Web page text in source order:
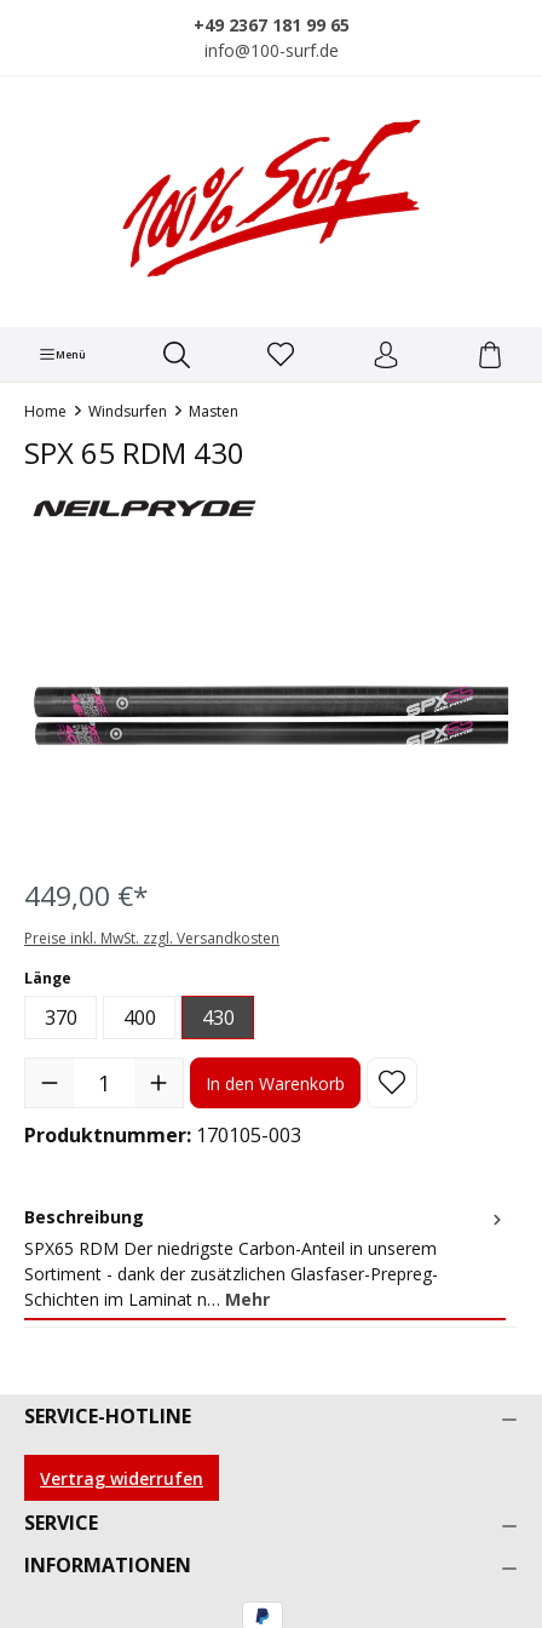
+49 2367 181 99 65
info@100-surf.de
Menü
Home Windsurfen Masten
SPX 65 RDM 430
449,00 €*
Preise inkl. MwSt. zzgl. Versandkosten
Länge
370 400 430
Produkt Anzahl: Gib den gewünschten Wert ein oder benutze
In den Warenkorb
Produktnummer: 170105-003
Beschreibung
SPX65 RDM Der niedrigste Carbon-Anteil in unserem
Sortiment - dank der zusätzlichen Glasfaser-Prepreg-
Schichten im Laminat n… Mehr
SERVICE-HOTLINE
Vertrag widerrufen
SERVICE
INFORMATIONEN